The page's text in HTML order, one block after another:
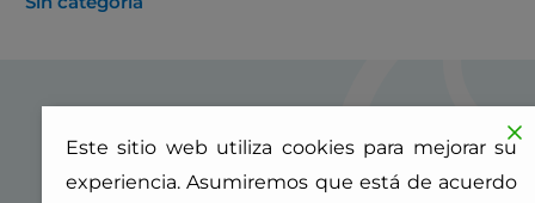
Este sitio web utiliza cookies para mejorar su
experiencia. Asumiremos que está de acuerdo